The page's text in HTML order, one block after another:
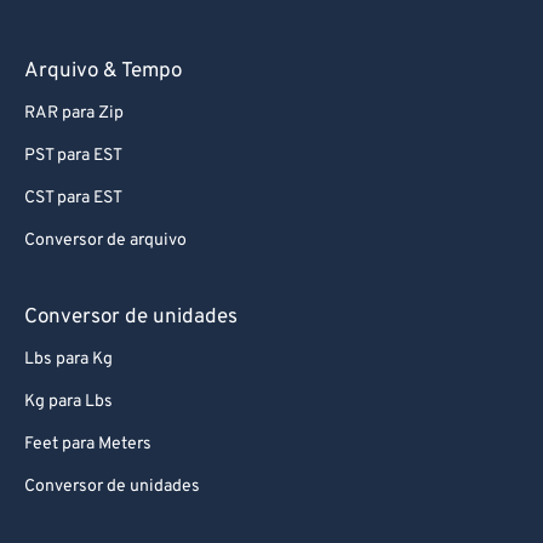
Arquivo & Tempo
RAR para Zip
PST para EST
CST para EST
Conversor de arquivo
Conversor de unidades
Lbs para Kg
Kg para Lbs
Feet para Meters
Conversor de unidades